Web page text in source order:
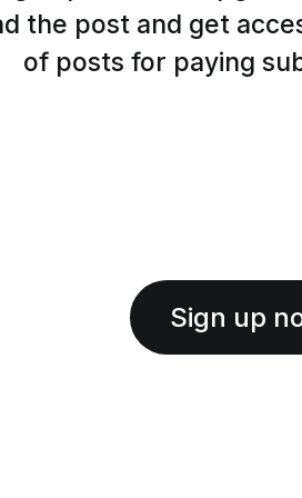
the post and get
of posts for paying
Sign up